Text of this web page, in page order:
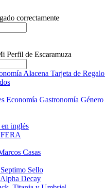
correctamente
Alacena Tarjeta de Regalo
Economía Gastronomía Género
inglés
Casas
Sello
Decay